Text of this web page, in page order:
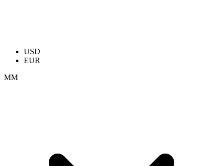
USD
EUR
ММ